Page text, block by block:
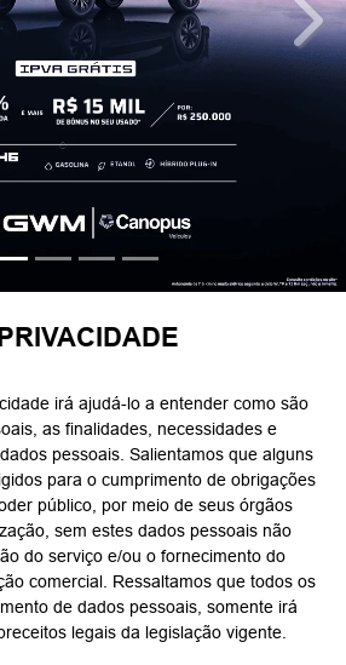
irá ajudá-lo a entender como são
as finalidades, necessidades e
pessoais. Salientamos que alguns
para o cumprimento de obrigações
público, por meio de seus órgãos
sem estes dados pessoais não
do serviço e/ou o fornecimento do
comercial. Ressaltamos que todos os
de dados pessoais, somente irá
legais da legislação vigente.